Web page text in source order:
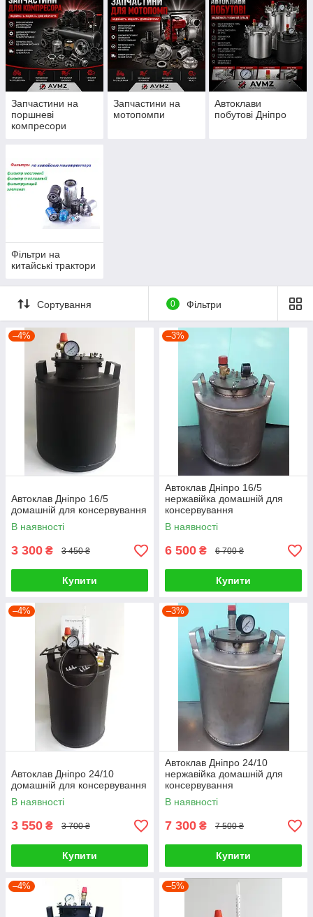
Запчастини на
поршневі
компресори
Запчастини на
мотопомпи
Автоклави
побутові Дніпро
Фільтри на
китайські трактори
Сортування 0 Фільтри
–4%
Автоклав Дніпро 16/5
домашній для консервування
В наявності
3 300 ₴ 3 450 ₴
Купити
–3%
Автоклав Дніпро 16/5
нержавійка домашній для
консервування
В наявності
6 500 ₴ 6 700 ₴
Купити
–4%
Автоклав Дніпро 24/10
домашній для консервування
В наявності
3 550 ₴ 3 700 ₴
Купити
–3%
Автоклав Дніпро 24/10
нержавійка домашній для
консервування
В наявності
7 300 ₴ 7 500 ₴
Купити
–4% –5%